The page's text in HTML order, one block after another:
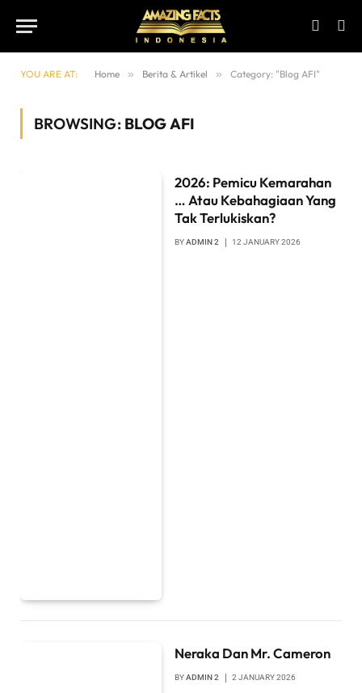
YOU ARE AT: Home » Berita & Artikel » Category: "Blog AFI"
BROWSING: BLOG AFI
2026: Pemicu Kemarahan
… Atau Kebahagiaan Yang
Tak Terlukiskan?
BYADMIN 2 12 JANUARY 2026
Neraka Dan Mr. Cameron
BYADMIN 2 2 JANUARY 2026